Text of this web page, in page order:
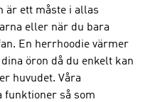
är ett måste i allas
eller när du bara
En herrhoodie värmer
öron då du enkelt kan
huvudet. Våra
funktioner så som